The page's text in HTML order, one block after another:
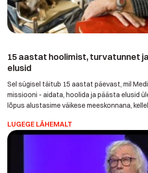
Sel sügisel täitub 15 aastat päevast, mil Medi
aasta lõpus alustasime väikese
kuid suur unistus - tagada, et igaüks
turvaliselt. Nii ühendasime teadmishimu, aja
ka kodumaal osutama hädavajalikku kodust
hoolekandeteenust, mida vajab […]
LUGEGE LÄHEMALT